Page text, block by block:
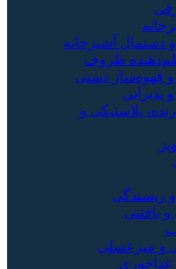
دستمال آشپزخانه
ظروف
قهوه‌ساز دستی
پلاستیکی و
ریسندگی
بافتنی
و میزعسلی
غذاخوری